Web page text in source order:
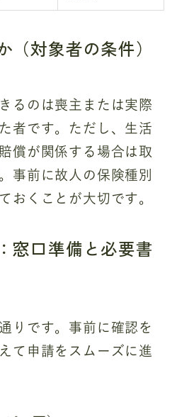
対象者の条件）
るのは喪主または実際
者です。ただし、生活
償が関係する場合は取
事前に故人の保険種別
おくことが大切です。
窓口準備と必要書
りです。事前に確認を
て申請をスムーズに進